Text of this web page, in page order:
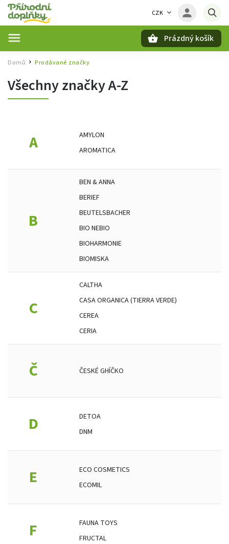
CZK
Prázdný košík
Domů / Prodávané značky
Všechny značky A-Z
A
AMYLON
AROMATICA
B
BEN & ANNA
BERIEF
BEUTELSBACHER
BIO NEBIO
BIOHARMONIE
BIOMISKA
C
CALTHA
CASA ORGANICA (TIERRA VERDE)
CEREA
CERIA
Č ČESKÉ GHÍČKO
D
DETOA
DNM
E
ECO COSMETICS
ECOMIL
F
FAUNA TOYS
FRUCTAL